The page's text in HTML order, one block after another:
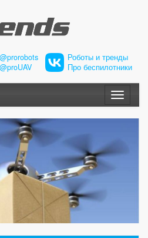
@prorobots
@proUAV
Роботы и тренды
Про беспилотники
Меню